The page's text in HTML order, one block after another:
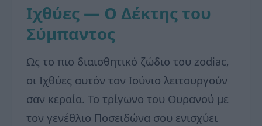
Ιχθύες — Ο Δέκτης του
Σύμπαντος
Ως το πιο διαισθητικό ζώδιο του zodiac,
οι Ιχθύες αυτόν τον Ιούνιο λειτουργούν
σαν κεραία. Το τρίγωνο του Ουρανού με
τον γενέθλιο Ποσειδώνα σου ενισχύει